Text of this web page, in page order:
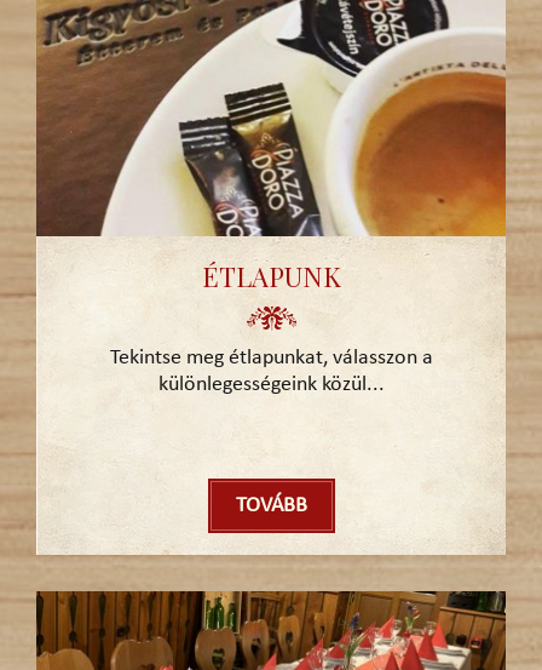
ÉTLAPUNK
Tekintse meg étlapunkat, válasszon a
különlegességeink közül...
TOVÁBB